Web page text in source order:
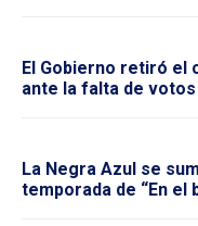
El Gobierno retiró el
ante la falta de votos
La Negra Azul se
temporada de “En el